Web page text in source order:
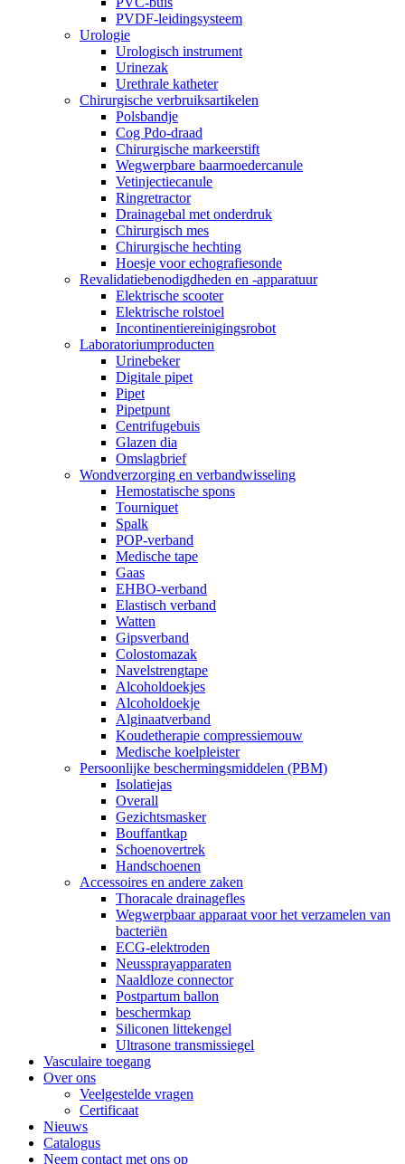
PVDF-leidingsysteem
Urologie
Urologisch instrument
Urinezak
Urethrale katheter
Chirurgische verbruiksartikelen
Polsbandje
Cog Pdo-draad
Chirurgische markeerstift
Wegwerpbare baarmoedercanule
Vetinjectiecanule
Ringretractor
Drainagebal met onderdruk
Chirurgisch mes
Chirurgische hechting
Hoesje voor echografiesonde
Revalidatiebenodigdheden en -apparatuur
Elektrische scooter
Elektrische rolstoel
Incontinentiereinigingsrobot
Laboratoriumproducten
Urinebeker
Digitale pipet
Pipet
Pipetpunt
Centrifugebuis
Glazen dia
Omslagbrief
Wondverzorging en verbandwisseling
Hemostatische spons
Tourniquet
Spalk
POP-verband
Medische tape
Gaas
EHBO-verband
Elastisch verband
Watten
Gipsverband
Colostomazak
Navelstrengtape
Alcoholdoekjes
Alcoholdoekje
Alginaatverband
Koudetherapie compressiemouw
Medische koelpleister
Persoonlijke beschermingsmiddelen (PBM)
Isolatiejas
Overall
Gezichtsmasker
Bouffantkap
Schoenovertrek
Handschoenen
Accessoires en andere zaken
Thoracale drainagefles
Wegwerpbaar apparaat voor het verzamelen van
bacteriën
ECG-elektroden
Neussprayapparaten
Naaldloze connector
Postpartum ballon
beschermkap
Siliconen littekengel
Ultrasone transmissiegel
Vasculaire toegang
Over ons
Veelgestelde vragen
Certificaat
Nieuws
Catalogus
Neem contact met ons op